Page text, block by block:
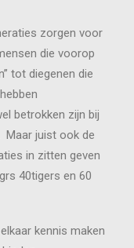
zorgen voor
die voorop
tot diegenen die
betrokken zijn bij
Maar juist ook de
in zitten geven
40tigers en 60
kennis maken